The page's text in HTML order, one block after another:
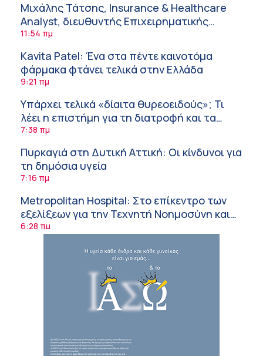
Μιχάλης Τάτσης, Insurance & Healthcare
Analyst, διευθυντής Επιχειρηματικής
Ανάπτυξης Ομίλου HHG
11:54 πμ
Kavita Patel: Ένα στα πέντε καινοτόμα
φάρμακα φτάνει τελικά στην Ελλάδα
9:21 πμ
Υπάρχει τελικά «δίαιτα θυρεοειδούς»; Τι
λέει η επιστήμη για τη διατροφή και τα
συμπληρώματα
7:38 πμ
Πυρκαγιά στη Δυτική Αττική: Οι κίνδυνοι για
τη δημόσια υγεία
7:16 πμ
Metropolitan Hospital: Στο επίκεντρο των
εξελίξεων για την Τεχνητή Νοημοσύνη και
την Ογκολογία
6:28 πμ
Παύλος Γιαννακόπουλος – ΒΙΑΝΕΞ
Στέλιος Λιανός – INTERAMERICAN / Αθηναϊκή
Άδ. Γεωργιάδης για την παραλαβή 7